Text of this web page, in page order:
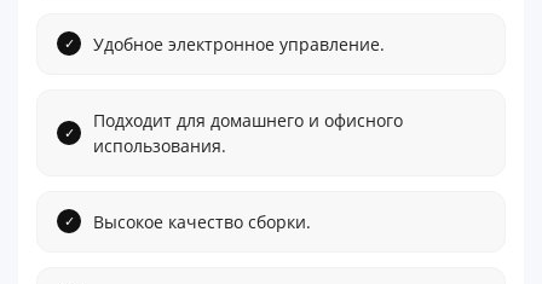
Удобное электронное управление.
Подходит для домашнего и офисного
использования.
Высокое качество сборки.